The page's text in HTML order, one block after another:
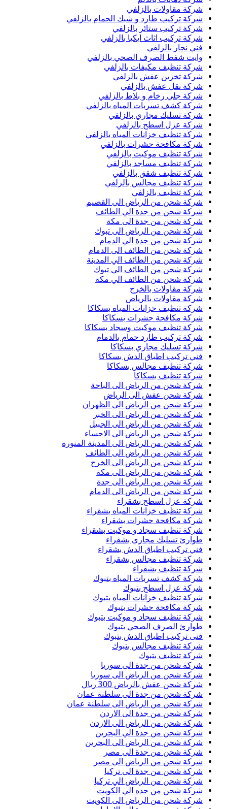
شركة مقاولات بالزلفي
شركة تركيب طارد و شبك الحمام بالزلفي
شركة تركيب ستائر بالزلفي
شركة تركيب اثاث ايكيا بالزلفي
فني نجار بالزلفي
وايت شفط الصرف الصحي بالزلفي
شركة تنظيف مكيفات بالزلفي
شركة تخزين عفش بالزلفي
شركة نقل عفش بالزلفي
شركة جلي رخام و بلاط بالزلفي
شركة كشف تسربات المياه بالزلفي
شركة تسليك مجاري بالزلفي
شركة عزل اسطح بالزلفي
شركة تنظيف خزانات المياه بالزلفي
شركة مكافحة حشرات بالزلفي
شركة تنظيف موكيت بالزلفي
شركة تنظيف مساجد بالزلفي
شركة تنظيف شقق بالزلفي
شركة تنظيف مجالس بالزلفي
شركة تنظيف بالزلفي
شركة شحن من الرياض الى القصيم
شركة شحن من جدة الي الطائف
شركة شحن من جدة الى مكة
شركة شحن من الرياض الى تبوك
شركة شحن من جدة الي الدمام
شركة شحن من الطائف الى الدمام
شركة شحن من الطائف الي المدينة
شركة شحن من الطائف الي تبوك
شركة شحن من الطائف الي مكة
شركة مقاولات بالخرج
شركة مقاولات بالرياض
شركة تنظيف خزانات المياه بسكاكا
شركة مكافحة حشرات بسكاكا
شركة تنظيف موكيت وسجاد بسكاكا
شركة تركيب طارد حمام بالدمام
شركة تسليك مجاري بسكاكا
فني تركيب اطباق الدش بسكاكا
شركة تنظيف مجالس بسكاكا
شركة تنظيف بسكاكا
شركة شحن من الرياض الى الباحة
شركة شحن عفش الى الرياض
شركة شحن من الرياض الى الظهران
شركة شحن من الرياض الى الخبر
شركة شحن من الرياض الى الجبيل
شركة شحن من الرياض الى الاحساء
شركة شحن من الرياض الى المدينة المنورة
شركة شحن من الرياض الى الطائف
شركة شحن من الرياض الى الخرج
شركة شحن من الرياض الى مكة
شركة شحن من الرياض الى جدة
شركة شحن من الرياض الى الدمام
شركة عزل اسطح بشقراء
شركة تنظيف خزانات المياه بشقراء
شركة مكافحة حشرات بشقراء
شركة تنظيف سجاد و موكيت بشقراء
طوارئ تسليك مجاري بشقراء
فني تركيب اطباق الدش بشقراء
شركة تنظيف مجالس بشقراء
شركة تنظيف بشقراء
شركة كشف تسربات المياه بتبوك
شركة عزل اسطح بتبوك
شركة تنظيف خزانات المياه بتبوك
شركة مكافحة حشرات بتبوك
شركة تنظيف سجاد و موكيت بتبوك
طوارئ الصرف الصحي بتبوك
فنى تركيب اطباق الدش بتبوك
شركة تنظيف مجالس بتبوك
شركة تنظيف بتبوك
شركة شحن من جدة الى سوريا
شركة شحن من الرياض الى سوريا
شركة شحن عفش بالرياض 300 ريال
شركة شحن من جدة الى سلطنة عمان
شركة شحن من الرياض الى سلطنة عمان
شركة شحن من جدة الى الاردن
شركة شحن من الرياض الى الاردن
شركة شحن من جدة الي البحرين
شركة شحن من الرياض الى البحرين
شركة شحن من جدة الى مصر
شركة شحن من الرياض الى مصر
شركة شحن من جدة الى تركيا
شركة شحن من الرياض الي تركيا
شركة شحن من جده الي الكويت
شركة شحن من الرياض الى الكويت